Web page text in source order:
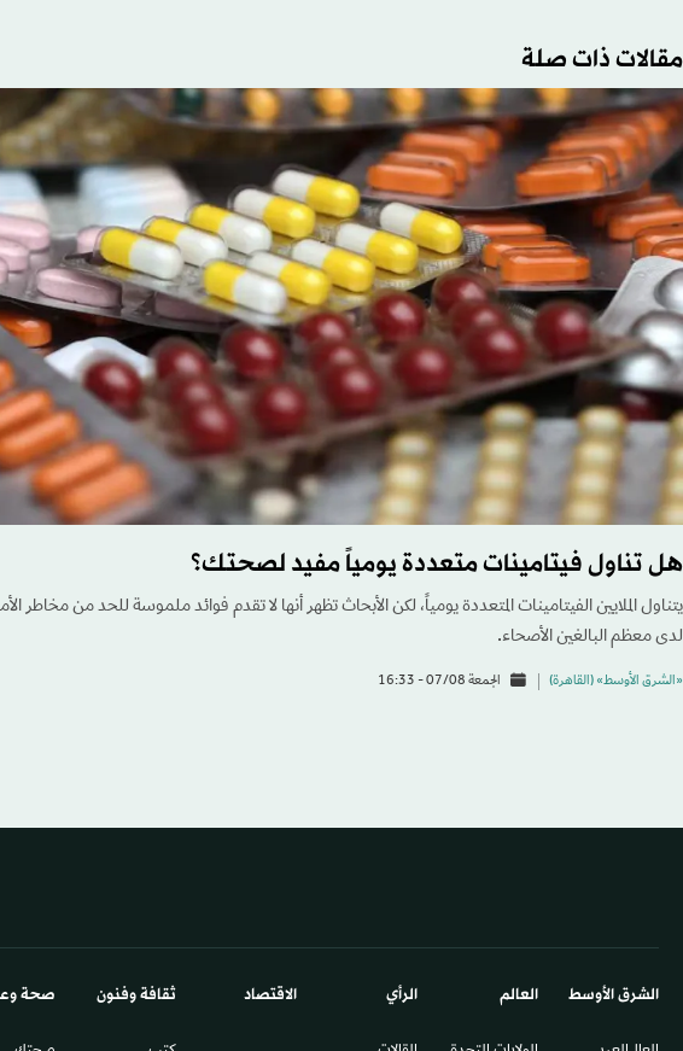
مقالات ذات صلة
هل تناول فيتامينات متعددة يومياً مفيد لصحتك؟
يتناول الملايين الفيتامينات المتعددة يومياً، لكن الأبحاث تظهر أنها لا تقدم فوائد ملموسة للحد من مخاطر
لدى معظم البالغين الأصحاء.
«الشرق الأوسط» (القاهرة) الجمعة 07/08 - 16:33
الشرق الأوسط​ العالم الرأي الاقتصاد ثقافة وفنون صحة